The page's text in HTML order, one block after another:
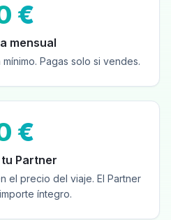
€
mensual
Pagas solo si vendes.
€
Partner
el precio del viaje. El Partner
íntegro.